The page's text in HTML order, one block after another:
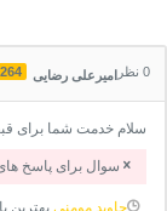
امیرعلی رضایی 264 0 نظر
سلام خدمت شما برای قبض ۳فاز ۲۵ آمپر چه میزان نیروگاه میشه
سوال برای پاسخ
جاوید مومنی بهترین